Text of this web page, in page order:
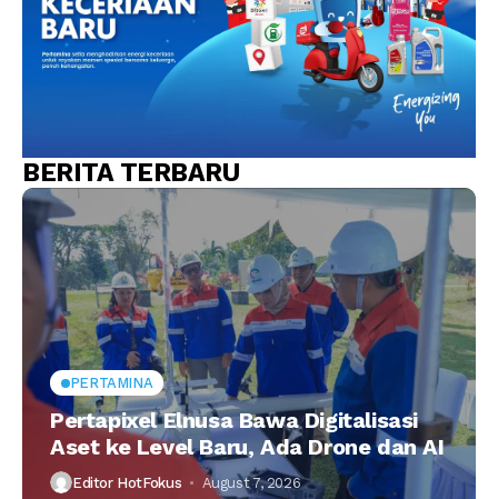
BERITA TERBARU
PERTAMINA
Pertapixel Elnusa Bawa Digitalisasi
Aset ke Level Baru, Ada Drone dan AI
Editor HotFokus August 7, 2026